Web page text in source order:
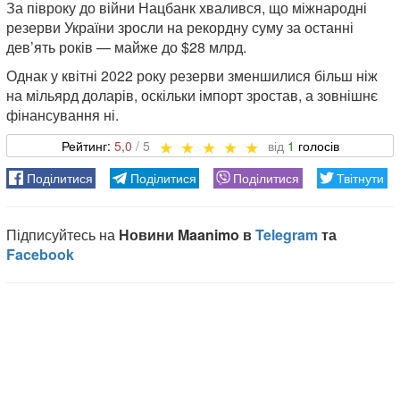
За півроку до війни Нацбанк хвалився, що міжнародні
резерви України зросли на рекордну суму за останні
дев’ять років — майже до $28 млрд.
Однак у квітні 2022 року резерви зменшилися більш ніж
на мільярд доларів, оскільки імпорт зростав, а зовнішнє
фінансування ні.
5,0 1